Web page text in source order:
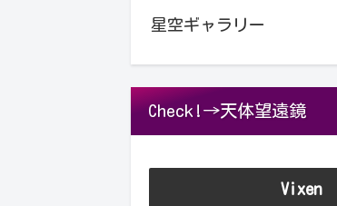
星空ギャラリー
Check!→天体望遠鏡
Vixen